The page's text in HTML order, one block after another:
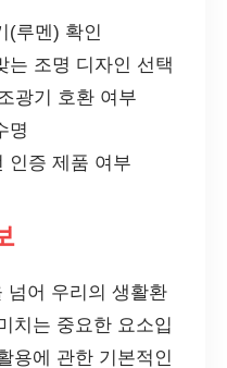
(루멘) 확인
는 조명 디자인 선택
광기 호환 여부
명
인증 제품 여부
넘어 우리의 생활환
치는 중요한 요소입
용에 관한 기본적인